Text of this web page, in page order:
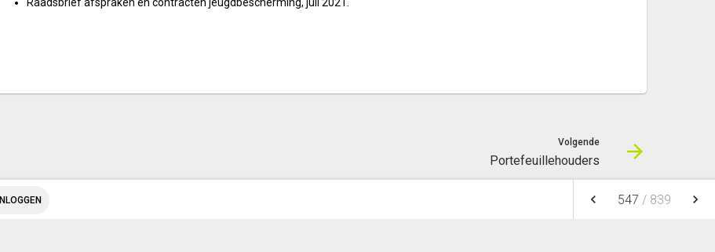
Volgende
Portefeuillehouders
INLOGGEN keyboard_arrow_left 547 / 839 keyboard_arrow_right